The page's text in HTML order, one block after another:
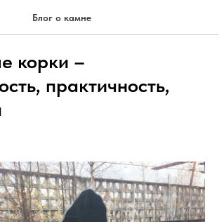
Блог о камне
корки –
практичность,